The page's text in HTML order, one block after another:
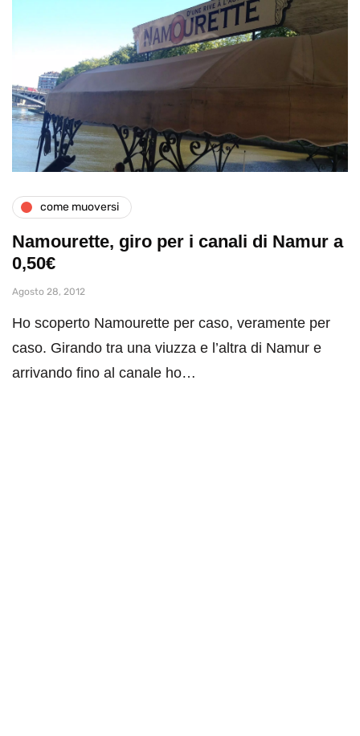
come muoversi
Namourette, giro per i canali di Namur a
0,50€
Agosto 28, 2012
Ho scoperto Namourette per caso, veramente per
caso. Girando tra una viuzza e l’altra di Namur e
arrivando fino al canale ho…